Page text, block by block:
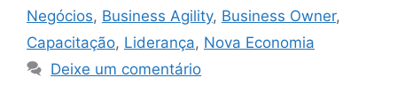
Negócios, Business Agility, Business Owner,
Capacitação, Liderança, Nova Economia
Deixe um comentário